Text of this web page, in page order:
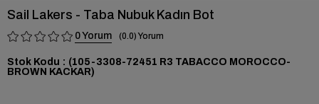
Sail Lakers - Taba Nubuk Kadın Bot
0 0.0
Stok Kodu
(105-3308-72451 R3 TABACCO MOROCCO-
BROWN KACKAR)